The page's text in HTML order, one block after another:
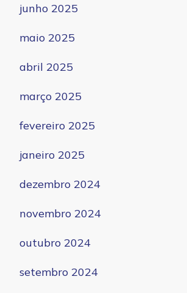
junho 2025
maio 2025
abril 2025
março 2025
fevereiro 2025
janeiro 2025
dezembro 2024
novembro 2024
outubro 2024
setembro 2024